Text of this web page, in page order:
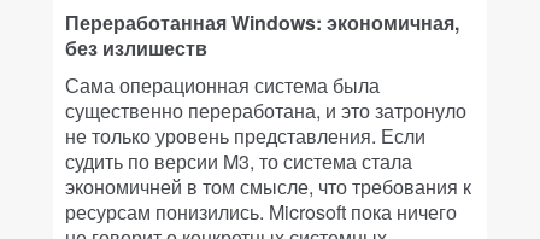
Переработанная Windows: экономичная,
без излишеств
Сама операционная система была
существенно переработана, и это затронуло
не только уровень представления. Если
судить по версии M3, то система стала
экономичней в том смысле, что требования к
ресурсам понизились. Microsoft пока ничего